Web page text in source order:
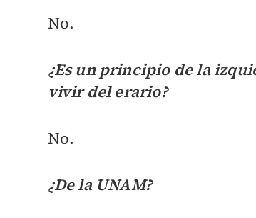
No.
¿Es un principio de la
vivir del erario?
No.
¿De la UNAM?